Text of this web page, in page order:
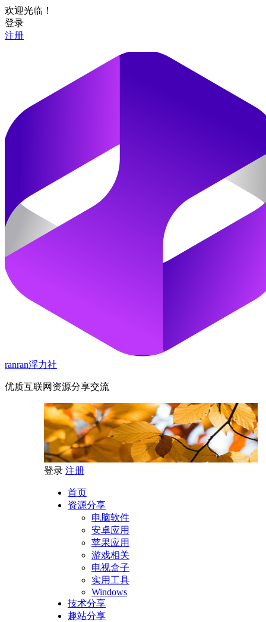
欢迎光临！
登录
注册
ranran浮力社
优质互联网资源分享交流
登录 注册
首页
资源分享
电脑软件
安卓应用
苹果应用
游戏相关
电视盒子
实用工具
Windows
技术分享
趣站分享